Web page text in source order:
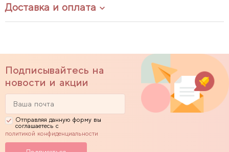
Доставка и оплата
Подписывайтесь на
новости и акции
Отправляя данную форму вы
соглашаетесь с
политикой конфиденциальности